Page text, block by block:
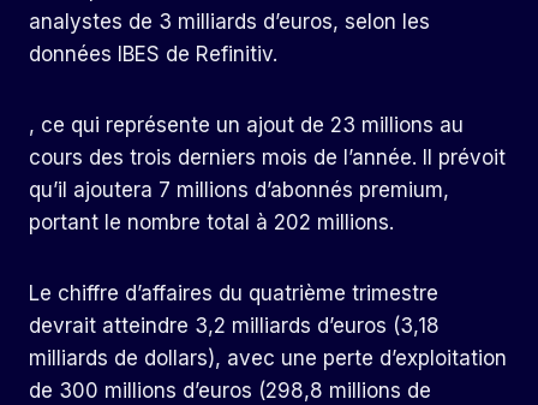
analystes de 3 milliards d’euros, selon les
données IBES de Refinitiv.
, ce qui représente un ajout de 23 millions au
cours des trois derniers mois de l’année. Il prévoit
qu’il ajoutera 7 millions d’abonnés premium,
portant le nombre total à 202 millions.
Le chiffre d’affaires du quatrième trimestre
devrait atteindre 3,2 milliards d’euros (3,18
milliards de dollars), avec une perte d’exploitation
de 300 millions d’euros (298,8 millions de